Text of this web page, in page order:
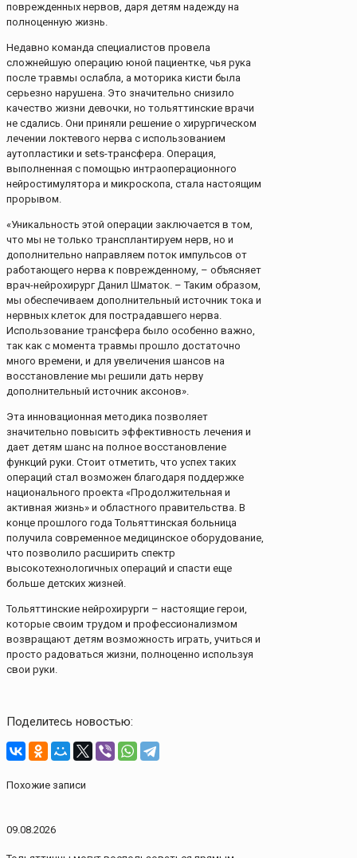
поврежденных нервов, даря детям надежду на
полноценную жизнь.
Недавно команда специалистов провела
сложнейшую операцию юной пациентке, чья рука
после травмы ослабла, а моторика кисти была
серьезно нарушена. Это значительно снизило
качество жизни девочки, но тольяттинские врачи
не сдались. Они приняли решение о хирургическом
лечении локтевого нерва с использованием
аутопластики и sets-трансфера. Операция,
выполненная с помощью интраоперационного
нейростимулятора и микроскопа, стала настоящим
прорывом.
«Уникальность этой операции заключается в том,
что мы не только трансплантируем нерв, но и
дополнительно направляем поток импульсов от
работающего нерва к поврежденному, – объясняет
врач-нейрохирург Данил Шматок. – Таким образом,
мы обеспечиваем дополнительный источник тока и
нервных клеток для пострадавшего нерва.
Использование трансфера было особенно важно,
так как с момента травмы прошло достаточно
много времени, и для увеличения шансов на
восстановление мы решили дать нерву
дополнительный источник аксонов».
Эта инновационная методика позволяет
значительно повысить эффективность лечения и
дает детям шанс на полное восстановление
функций руки. Стоит отметить, что успех таких
операций стал возможен благодаря поддержке
национального проекта «Продолжительная и
активная жизнь» и областного правительства. В
конце прошлого года Тольяттинская больница
получила современное медицинское оборудование,
что позволило расширить спектр
высокотехнологичных операций и спасти еще
больше детских жизней.
Тольяттинские нейрохирурги – настоящие герои,
которые своим трудом и профессионализмом
возвращают детям возможность играть, учиться и
просто радоваться жизни, полноценно используя
свои руки.
Поделитесь новостью:
Похожие записи
09.08.2026